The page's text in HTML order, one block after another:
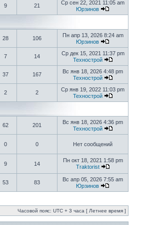
9 21
Ср сен 22, 2021 11:05 am
Юрзинов
28 106
Пн апр 13, 2026 8:24 am
Юрзинов
7 14
Ср дек 15, 2021 11:37 pm
Технострой
37 167
Вс янв 18, 2026 4:48 pm
Технострой
2 2
Ср янв 19, 2022 11:03 pm
Технострой
62 201
Вс янв 18, 2026 4:36 pm
Технострой
0 0 Нет сообщений
9 14
Пн окт 18, 2021 1:58 pm
Traktorist
53 83
Вс апр 05, 2026 7:55 am
Юрзинов
Часовой пояс: UTC + 3 часа [ Летнее время ]